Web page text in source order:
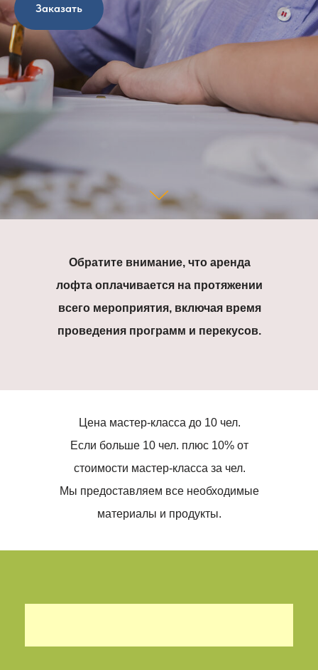
Заказать
Обратите внимание, что аренда
лофта оплачивается на протяжении
всего мероприятия, включая время
проведения программ и перекусов.
Цена мастер-класса до 10 чел.
Если больше 10 чел. плюс 10% от
стоимости мастер-класса за чел.
Мы предоставляем все необходимые
материалы и продукты.